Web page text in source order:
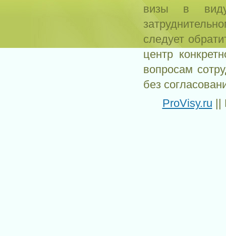
визы в виду
следует
центр
вопросам
без
ProVisy.ru ||